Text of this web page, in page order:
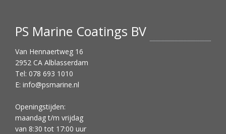
PS Marine Coatings BV
Van Hennaertweg 16
2952 CA Alblasserdam
Tel: 078 693 1010
E: info@psmarine.nl
Openingstijden:
maandag t/m vrijdag
van 8:30 tot 17:00 uur